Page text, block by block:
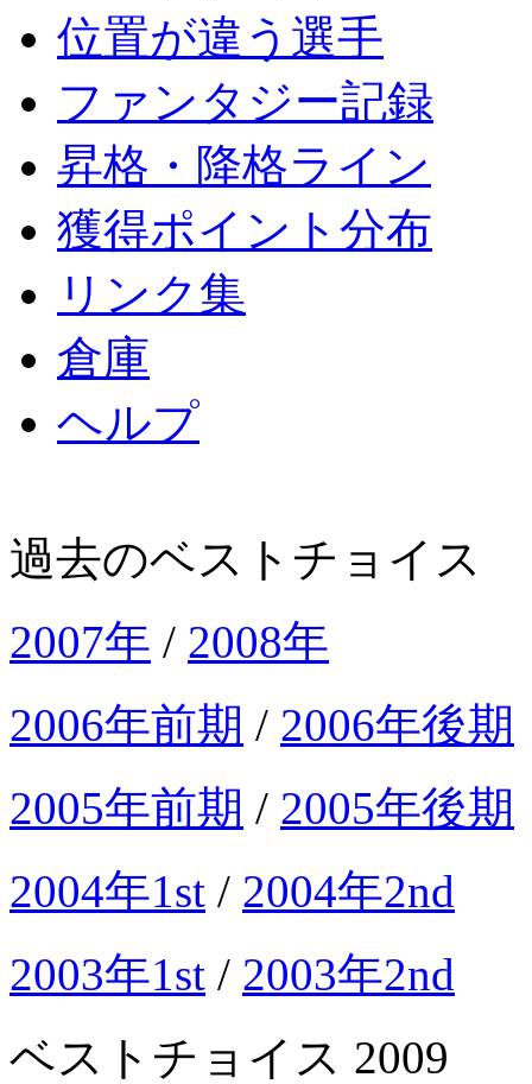
位置が違う選手
ファンタジー記録
昇格・降格ライン
獲得ポイント分布
リンク集
倉庫
ヘルプ
過去のベストチョイス
2007年 / 2008年
2006年前期 / 2006年後期
2005年前期 / 2005年後期
2004年1st / 2004年2nd
2003年1st / 2003年2nd
ベストチョイス 2009